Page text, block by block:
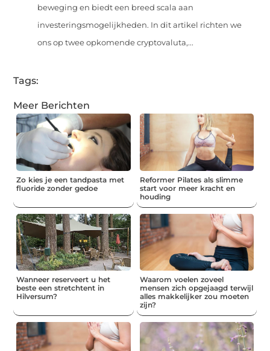
beweging en biedt een breed scala aan
investeringsmogelijkheden. In dit artikel richten we
ons op twee opkomende cryptovaluta,...
Tags:
Meer Berichten
Zo kies je een tandpasta met
fluoride zonder gedoe
Reformer Pilates als slimme
start voor meer kracht en
houding
Wanneer reserveert u het
beste een stretchtent in
Hilversum?
Waarom voelen zoveel
mensen zich opgejaagd terwijl
alles makkelijker zou moeten
zijn?